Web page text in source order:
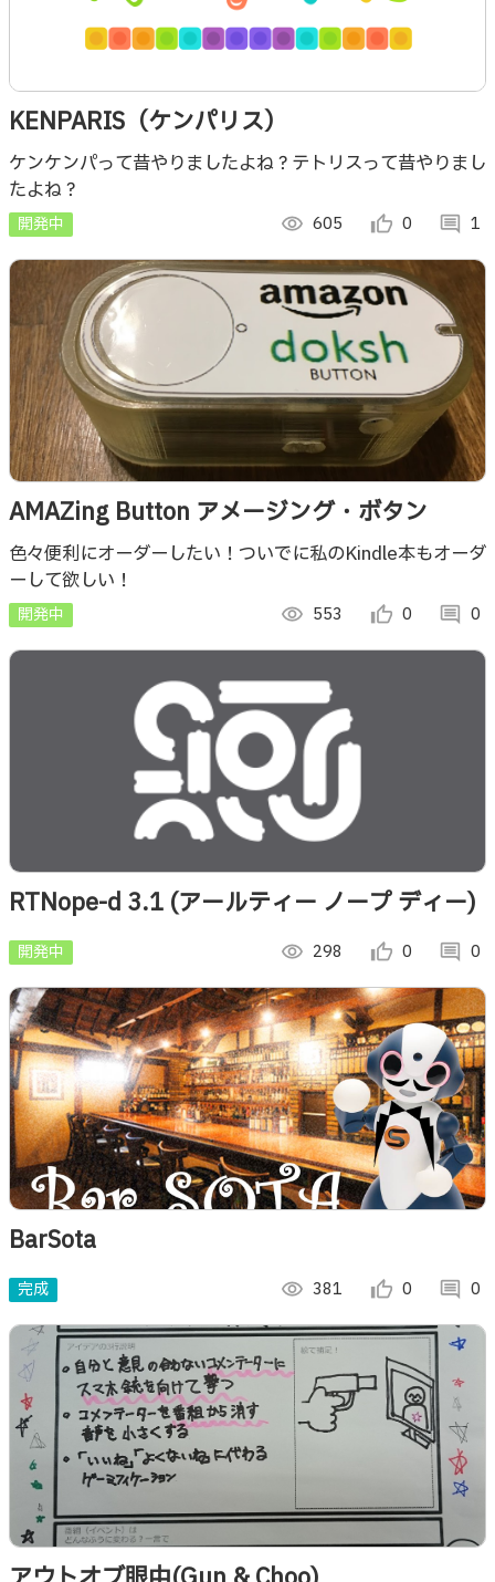
KENPARIS（ケンパリス）
ケンケンパって昔やりましたよね？テトリスって昔やりまし
たよね？
開発中 visibility 605 thumb_up_alt 0 comment 1
AMAZing Button アメージング・ボタン
色々便利にオーダーしたい！ついでに私のKindle本もオーダ
ーして欲しい！
開発中 visibility 553 thumb_up_alt 0 comment 0
RTNope-d 3.1 (アールティー ノープ ディー)
開発中 visibility 298 thumb_up_alt 0 comment 0
BarSota
完成 visibility 381 thumb_up_alt 0 comment 0